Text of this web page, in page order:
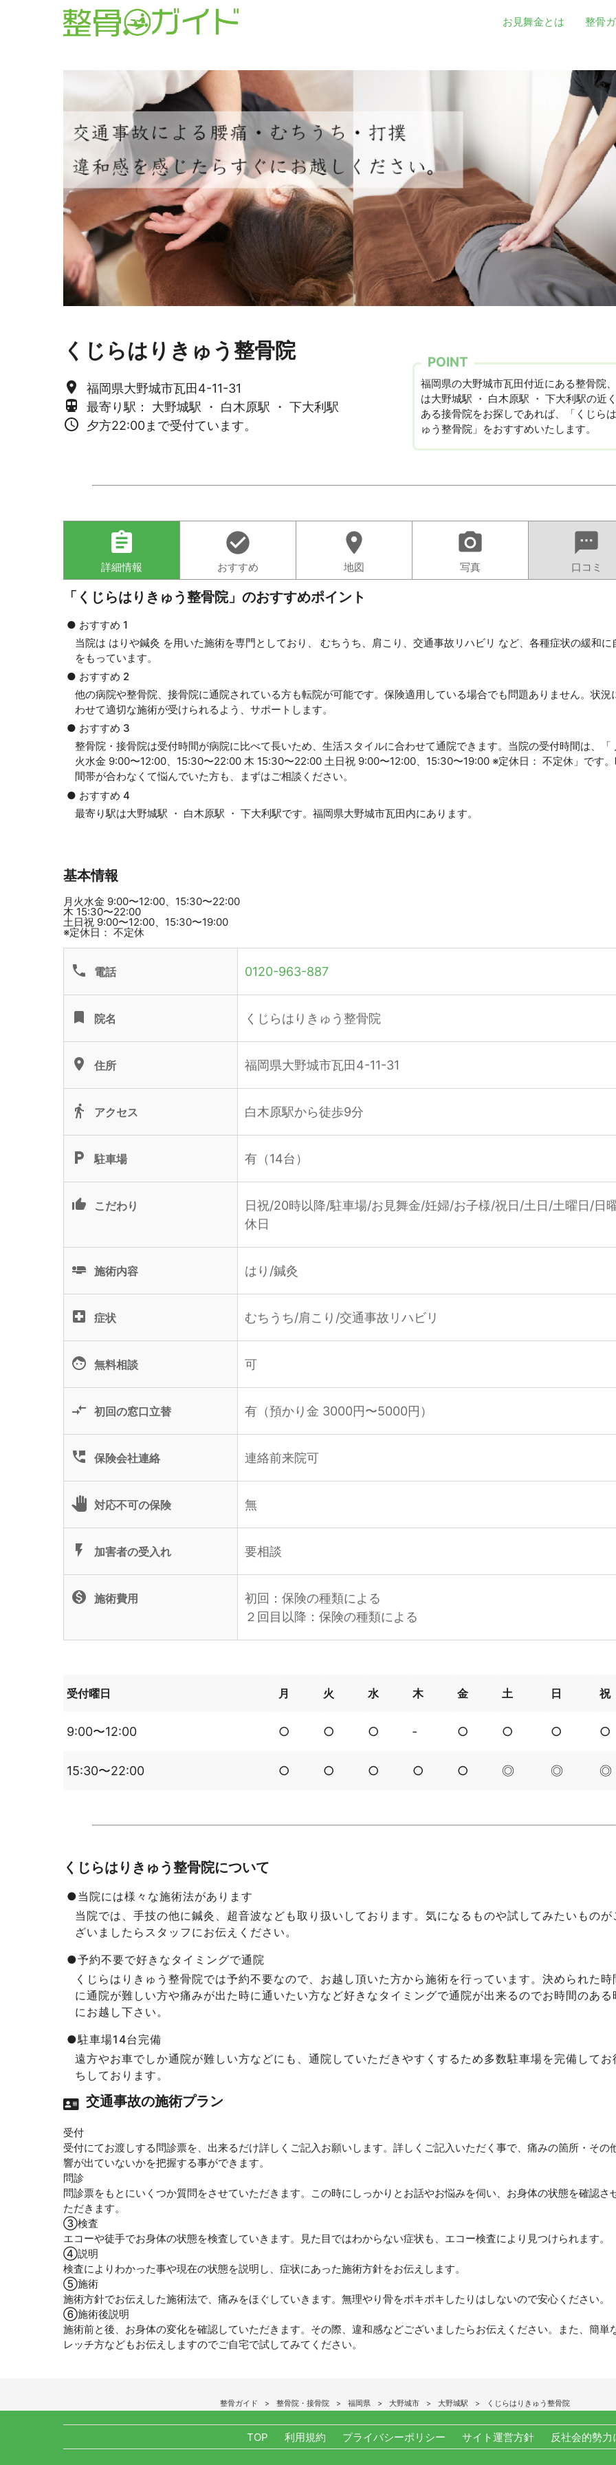
お見舞金とは 整骨
くじらはりきゅう整骨院
place 福岡県大野城市瓦田4-11-31
directions_subway 最寄り駅： 大野城駅 ・ 白木原駅 ・ 下大利駅
access_time 夕方22:00まで受付ています。
POINT
福岡県の大野城市瓦田付近にある整骨院
は大野城駅 ・ 白木原駅 ・ 下大利駅の近
ある接骨院をお探しであれば、「くじら
ゅう整骨院」をおすすめいたします。
assignment
詳細情報
check_circle
おすすめ
location_on
地図
camera_alt
写真
sms
口コミ
「くじらはりきゅう整骨院」のおすすめポイント
● おすすめ 1
当院は はりや鍼灸 を用いた施術を専門としており、 むちうち、肩こり、交通事故リハビリ など、各種症状の緩和に
をもっています。
● おすすめ 2
他の病院や整骨院、接骨院に通院されている方も転院が可能です。保険適用している場合でも問題ありません。状況
わせて適切な施術が受けられるよう、サポートします。
● おすすめ 3
整骨院・接骨院は受付時間が病院に比べて長いため、生活スタイルに合わせて通院できます。当院の受付時間は、「
火水金 9:00〜12:00、15:30〜22:00 木 15:30〜22:00 土日祝 9:00〜12:00、15:30〜19:00 ※定休日： 不定休」です
間帯が合わなくて悩んでいた方も、まずはご相談ください。
● おすすめ 4
最寄り駅は大野城駅 ・ 白木原駅 ・ 下大利駅です。福岡県大野城市瓦田内にあります。
基本情報
月火水金 9:00〜12:00、15:30〜22:00
木 15:30〜22:00
土日祝 9:00〜12:00、15:30〜19:00
※定休日： 不定休
phone 電話 0120-963-887
turned_in 院名 くじらはりきゅう整骨院
location_on 住所 福岡県大野城市瓦田4-11-31
directions_walk アクセス 白木原駅から徒歩9分
local_parking 駐車場 有（14台）
thumb_up_alt こだわり
日祝/20時以降/駐車場/お見舞金/妊婦/お子様/祝日/土日/土曜日/日
休日
airline_seat_flat 施術内容 はり/鍼灸
local_hospital 症状 むちうち/肩こり/交通事故リハビリ
face 無料相談 可
compare_arrows 初回の窓口立替 有（預かり金 3000円〜5000円）
perm_phone_msg 保険会社連絡 連絡前来院可
pan_tool 対応不可の保険 無
flash_on 加害者の受入れ 要相談
monetization_on 施術費用
初回：保険の種類による
２回目以降：保険の種類による
受付曜日 月 火 水 木 金 土 日 祝
9:00〜12:00 ○ ○ ○ ‐ ○ ○ ○ ○
15:30〜22:00 ○ ○ ○ ○ ○ ◎ ◎ ◎
くじらはりきゅう整骨院について
●当院には様々な施術法があります
当院では、手技の他に鍼灸、超音波なども取り扱いしております。気になるものや試してみたいものが
ざいましたらスタッフにお伝えください。
●予約不要で好きなタイミングで通院
くじらはりきゅう整骨院では予約不要なので、お越し頂いた方から施術を行っています。決められた時
に通院が難しい方や痛みが出た時に通いたい方など好きなタイミングで通院が出来るのでお時間のある
にお越し下さい。
●駐車場14台完備
遠方やお車でしか通院が難しい方などにも、通院していただきやすくするため多数駐車場を完備してお
ちしております。
交通事故の施術プラン
受付
受付にてお渡しする問診票を、出来るだけ詳しくご記入お願いします。詳しくご記入いただく事で、痛みの箇所・その
響が出ていないかを把握する事ができます。
問診
問診票をもとにいくつか質問をさせていただきます。この時にしっかりとお話やお悩みを伺い、お身体の状態を確認さ
ただきます。
③検査
エコーや徒手でお身体の状態を検査していきます。見た目ではわからない症状も、エコー検査により見つけられます。
④説明
検査によりわかった事や現在の状態を説明し、症状にあった施術方針をお伝えします。
⑤施術
施術方針でお伝えした施術法で、痛みをほぐしていきます。無理やり骨をポキポキしたりはしないので安心ください。
⑥施術後説明
施術前と後、お身体の変化を確認していただきます。その際、違和感などございましたらお伝えください。また、簡単
レッチ方などもお伝えしますのでご自宅で試してみてください。
整骨ガイド 整骨院・接骨院 福岡県 大野城市 大野城駅 くじらはりきゅう整骨院
TOP 利用規約 プライバシーポリシー サイト運営方針 反社会的勢